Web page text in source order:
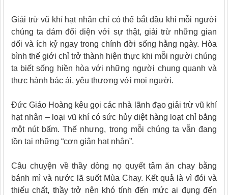
Giải trừ vũ khí hạt nhân chỉ có thể bắt đầu khi mỗi người
chúng ta dám đối diện với sự thật, giải trừ những gian
dối và ích kỷ ngay trong chính đời sống hằng ngày. Hòa
bình thế giới chỉ trở thành hiện thực khi mỗi người chúng
ta biết sống hiền hòa với những người chung quanh và
thực hành bác ái, yêu thương với mọi người.
Đức Giáo Hoàng kêu gọi các nhà lãnh đạo giải trừ vũ khí
hạt nhân – loại vũ khí có sức hủy diệt hàng loạt chỉ bằng
một nút bấm. Thế nhưng, trong mỗi chúng ta vẫn đang
tồn tại những “cơn giận hạt nhân”.
Câu chuyện về thầy dòng nọ quyết tâm ăn chay bằng
bánh mì và nước lã suốt Mùa Chay. Kết quả là vì đói và
thiếu chất, thầy trở nên khó tính đến mức ai đụng đến